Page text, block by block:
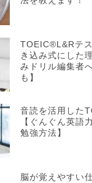
TOEIC®L&Rテ
き込み式にした
みドリル編集者
も】
音読を活用した
【ぐんぐん英語
勉強方法】
脳が覚えやすい